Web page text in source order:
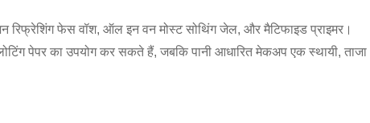
रिफ्रेशिंग फेस वॉश, ऑल इन वन मोस्ट सोथिंग जेल, और मैटिफाइड प्राइमर।
पेपर का उपयोग कर सकते हैं, जबकि पानी आधारित मेकअप एक स्थायी, ताजा